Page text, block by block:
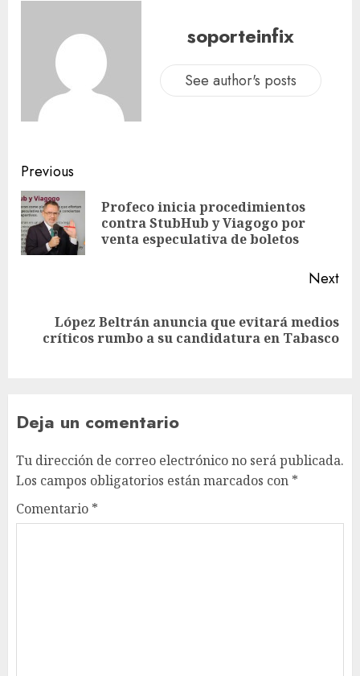
soporteinfix
See author's posts
Previous
Profeco inicia procedimientos
contra StubHub y Viagogo por
venta especulativa de boletos
Next
López Beltrán anuncia que evitará medios
críticos rumbo a su candidatura en Tabasco
Deja un comentario
Tu dirección de correo electrónico no será publicada.
Los campos obligatorios están marcados con *
Comentario *